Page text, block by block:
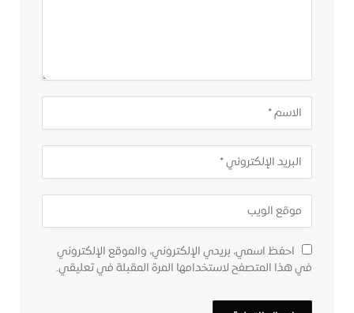
احفظ اسمي، بريدي الإلكتروني، والموقع الإلكتروني
في هذا المتصفح لاستخدامها المرة المقبلة في تعليقي.